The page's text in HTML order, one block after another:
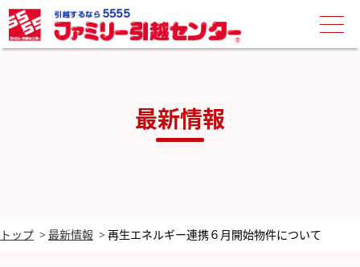
最新情報
トップ 最新情報 再生エネルギー連携６月開始物件について